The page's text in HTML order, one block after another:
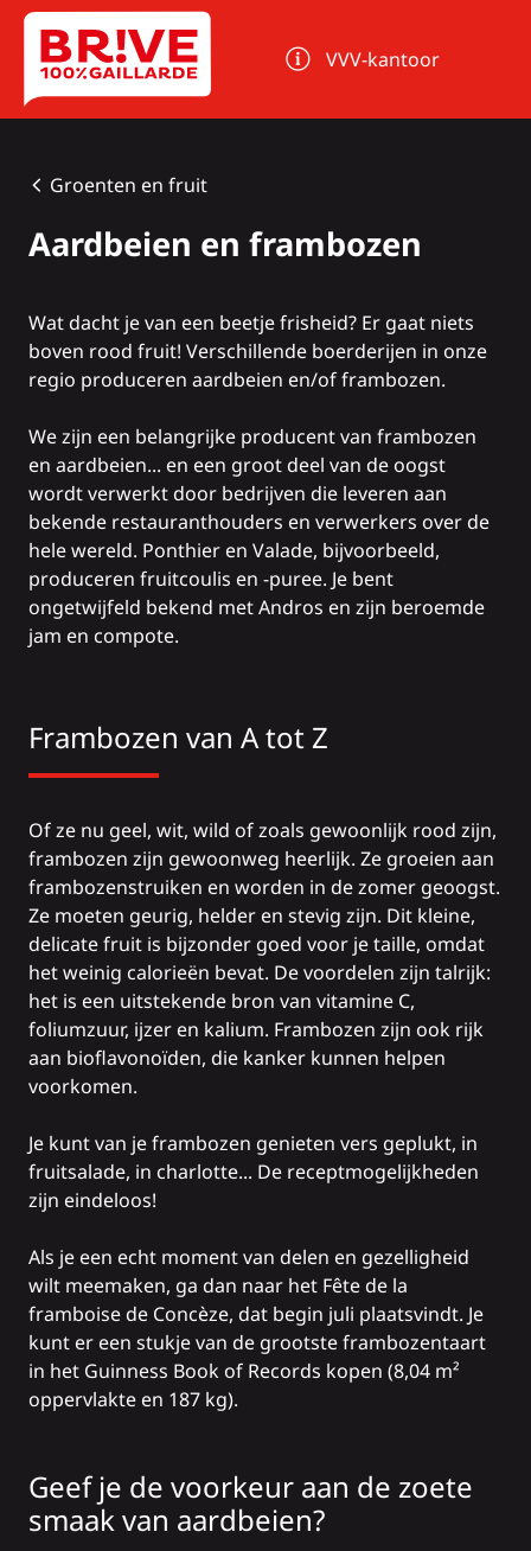
Cookies beheer paneel
VVV-kantoor
Groenten en fruit
Aardbeien en frambozen
Wat dacht je van een beetje frisheid? Er gaat niets
boven rood fruit! Verschillende boerderijen in onze
regio produceren aardbeien en/of frambozen.
We zijn een belangrijke producent van frambozen
en aardbeien... en een groot deel van de oogst
wordt verwerkt door bedrijven die leveren aan
bekende restauranthouders en verwerkers over de
hele wereld. Ponthier en Valade, bijvoorbeeld,
produceren fruitcoulis en -puree. Je bent
ongetwijfeld bekend met Andros en zijn beroemde
jam en compote.
Frambozen van A tot Z
Of ze nu geel, wit, wild of zoals gewoonlijk rood zijn,
frambozen zijn gewoonweg heerlijk. Ze groeien aan
frambozenstruiken en worden in de zomer geoogst.
Ze moeten geurig, helder en stevig zijn. Dit kleine,
delicate fruit is bijzonder goed voor je taille, omdat
het weinig calorieën bevat. De voordelen zijn talrijk:
het is een uitstekende bron van vitamine C,
foliumzuur, ijzer en kalium. Frambozen zijn ook rijk
aan bioflavonoïden, die kanker kunnen helpen
voorkomen.
Je kunt van je frambozen genieten vers geplukt, in
fruitsalade, in charlotte... De receptmogelijkheden
zijn eindeloos!
Als je een echt moment van delen en gezelligheid
wilt meemaken, ga dan naar het Fête de la
framboise de Concèze, dat begin juli plaatsvindt. Je
kunt er een stukje van de grootste frambozentaart
in het Guinness Book of Records kopen (8,04 m²
oppervlakte en 187 kg).
Geef je de voorkeur aan de zoete
smaak van aardbeien?